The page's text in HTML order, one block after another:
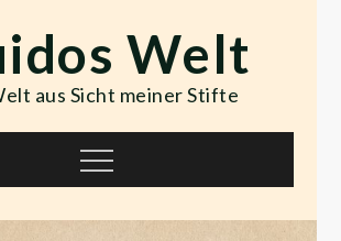
Welt
aus Sicht meiner Stifte
Menu